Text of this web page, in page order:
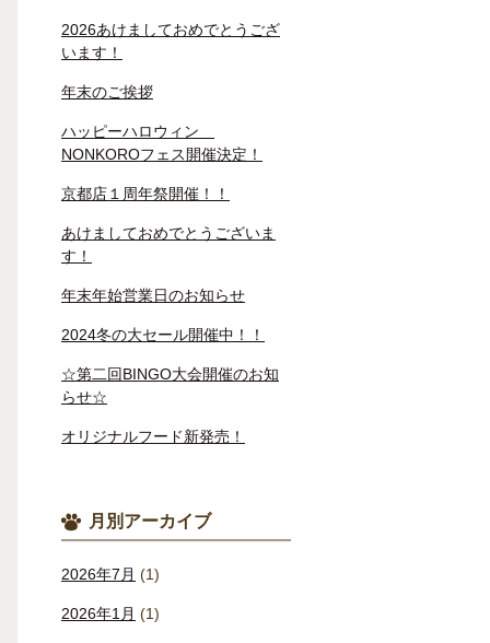
2026あけましておめでとうござ
います！
年末のご挨拶
ハッピーハロウィン
NONKOROフェス開催決定！
京都店１周年祭開催！！
あけましておめでとうございま
す！
年末年始営業日のお知らせ
2024冬の大セール開催中！！
☆第二回BINGO大会開催のお知
らせ☆
オリジナルフード新発売！
月別アーカイブ
2026年7月 (1)
2026年1月 (1)